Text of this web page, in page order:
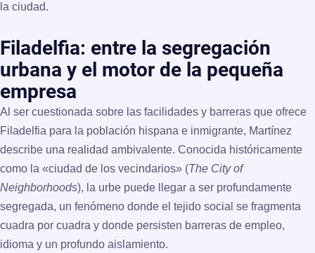
la ciudad.
Filadelfia: entre la segregación
urbana y el motor de la pequeña
empresa
Al ser cuestionada sobre las facilidades y barreras que ofrece
Filadelfia para la población hispana e inmigrante, Martínez
describe una realidad ambivalente. Conocida históricamente
como la «ciudad de los vecindarios» (The City of
Neighborhoods), la urbe puede llegar a ser profundamente
segregada, un fenómeno donde el tejido social se fragmenta
cuadra por cuadra y donde persisten barreras de empleo,
idioma y un profundo aislamiento.